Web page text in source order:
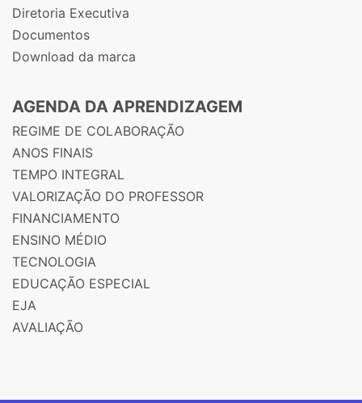
Diretoria Executiva
Documentos
Download da marca
AGENDA DA APRENDIZAGEM
REGIME DE COLABORAÇÃO
ANOS FINAIS
TEMPO INTEGRAL
VALORIZAÇÃO DO PROFESSOR
FINANCIAMENTO
ENSINO MÉDIO
TECNOLOGIA
EDUCAÇÃO ESPECIAL
EJA
AVALIAÇÃO